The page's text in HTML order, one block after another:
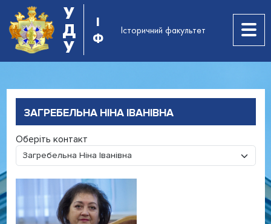
У
Д
У
І
Ф
Історичний факультет
ЗАГРЕБЕЛЬНА НІНА ІВАНІВНА
Оберіть контакт